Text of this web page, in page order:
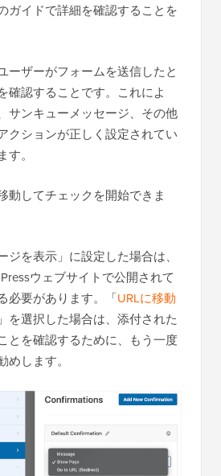
ガイドで詳細を確認することを
ーザーがフォームを送信したと
確認することです。これによ
サンキューメッセージ、その他
クションが正しく設定されてい
。
動してチェックを開始できま
ジを表示」に設定した場合は、
ウェブサイトで公開されて
必要があります。「URLに移動
」を選択した場合は、添付された
とを確認するために、もう一度
します。